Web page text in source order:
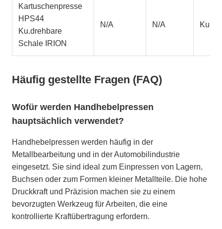
Kartuschenpresse
HPS44
Ku.drehbare
Schale IRION
N/A N/A
Häufig gestellte Fragen (FAQ)
Wofür werden Handhebelpressen
hauptsächlich verwendet?
Handhebelpressen werden häufig in der
Metallbearbeitung und in der Automobilindustrie
eingesetzt. Sie sind ideal zum Einpressen von Lagern,
Buchsen oder zum Formen kleiner Metallteile. Die hohe
Druckkraft und Präzision machen sie zu einem
bevorzugten Werkzeug für Arbeiten, die eine
kontrollierte Kraftübertragung erfordern.